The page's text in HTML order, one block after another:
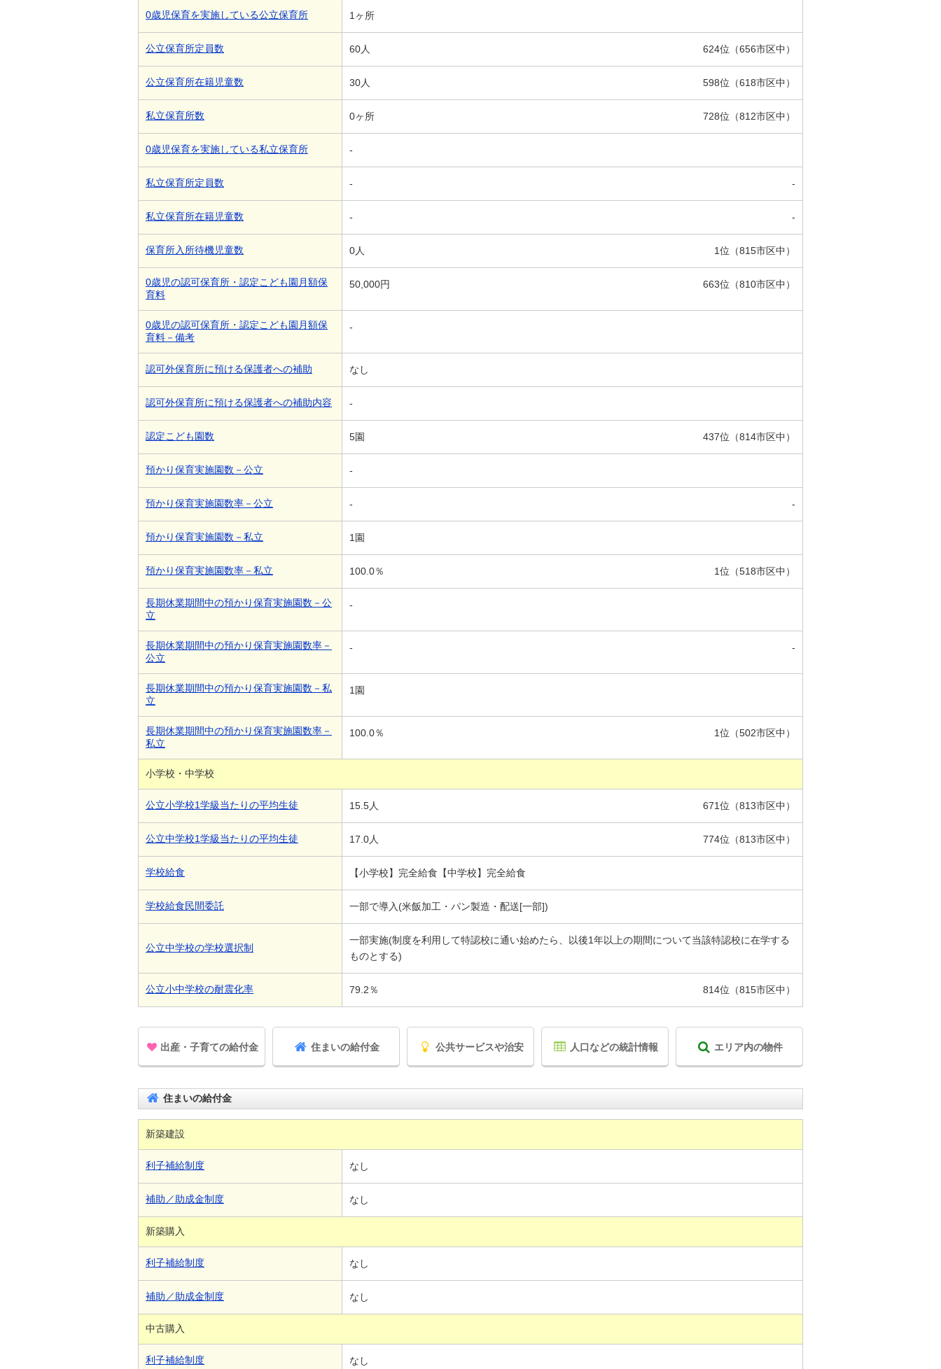
0歳児保育を実施している公立保育所 1ヶ所
公立保育所定員数 60人 624位（656市区中）
公立保育所在籍児童数 30人 598位（618市区中）
私立保育所数 0ヶ所 728位（812市区中）
0歳児保育を実施している私立保育所 -
私立保育所定員数 - -
私立保育所在籍児童数 - -
保育所入所待機児童数 0人 1位（815市区中）
0歳児の認可保育所・認定こども園月額保
育料
50,000円 663位（810市区中）
0歳児の認可保育所・認定こども園月額保
育料－備考
-
認可外保育所に預ける保護者への補助 なし
認可外保育所に預ける保護者への補助内容 -
認定こども園数 5園 437位（814市区中）
預かり保育実施園数－公立 -
預かり保育実施園数率－公立 - -
預かり保育実施園数－私立 1園
預かり保育実施園数率－私立 100.0％ 1位（518市区中）
長期休業期間中の預かり保育実施園数－公
立
-
長期休業期間中の預かり保育実施園数率－
公立
- -
長期休業期間中の預かり保育実施園数－私
立
1園
長期休業期間中の預かり保育実施園数率－
私立
100.0％ 1位（502市区中）
小学校・中学校
公立小学校1学級当たりの平均生徒 15.5人 671位（813市区中）
公立中学校1学級当たりの平均生徒 17.0人 774位（813市区中）
学校給食 【小学校】完全給食【中学校】完全給食
学校給食民間委託 一部で導入(米飯加工・パン製造・配送[一部])
公立中学校の学校選択制
一部実施(制度を利用して特認校に通い始めたら、以後1年以上の期間について当該特認校に在学する
ものとする)
公立小中学校の耐震化率 79.2％ 814位（815市区中）
出産・子育ての給付金 住まいの給付金 公共サービスや治安 人口などの統計情報 エリア内の物件
住まいの給付金
新築建設
利子補給制度 なし
補助／助成金制度 なし
新築購入
利子補給制度 なし
補助／助成金制度 なし
中古購入
利子補給制度 なし